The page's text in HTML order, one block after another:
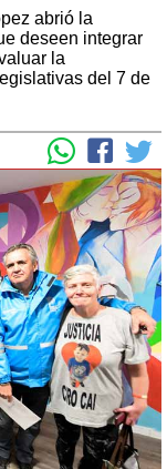
abrió la
deseen integrar
la
del 7 de